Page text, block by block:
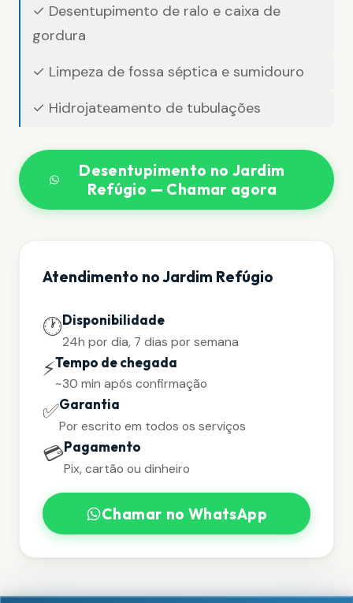
✓ Desentupimento de ralo e caixa de
gordura
✓ Limpeza de fossa séptica e sumidouro
✓ Hidrojateamento de tubulações
Desentupimento no Jardim
Refúgio — Chamar agora
Atendimento no Jardim Refúgio
🕐Disponibilidade
24h por dia, 7 dias por semana
⚡Tempo de chegada
~30 min após confirmação
✅Garantia
Por escrito em todos os serviços
💳Pagamento
Pix, cartão ou dinheiro
Chamar no WhatsApp